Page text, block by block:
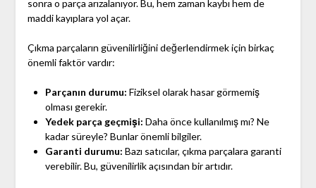
sonra o parça arızalanıyor. Bu, hem zaman kaybı hem de
maddi kayıplara yol açar.
Çıkma parçaların güvenilirliğini değerlendirmek için birkaç
önemli faktör vardır:
Parçanın durumu: Fiziksel olarak hasar görmemiş
olması gerekir.
Yedek parça geçmişi: Daha önce kullanılmış mı? Ne
kadar süreyle? Bunlar önemli bilgiler.
Garanti durumu: Bazı satıcılar, çıkma parçalara garanti
verebilir. Bu, güvenilirlik açısından bir artıdır.